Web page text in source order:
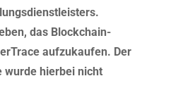
das Blockchain-
aufzukaufen. Der
wurde hierbei nicht